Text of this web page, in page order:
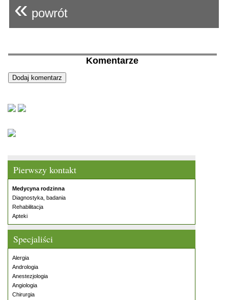
Pierwszy kontakt
Medycyna rodzinna
Diagnostyka, badania
Rehabilitacja
Apteki
Specjaliści
Alergia
Andrologia
Anestezjologia
Angiologia
Chirurgia
« powrót
Komentarze